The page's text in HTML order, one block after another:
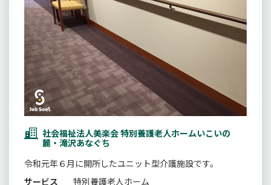
社会福祉法人美楽会 特別養護老人ホームいこいの
麓・滝沢あなぐち
令和元年６月に開所したユニット型介護施設です。
サービス
特別養護老人ホーム